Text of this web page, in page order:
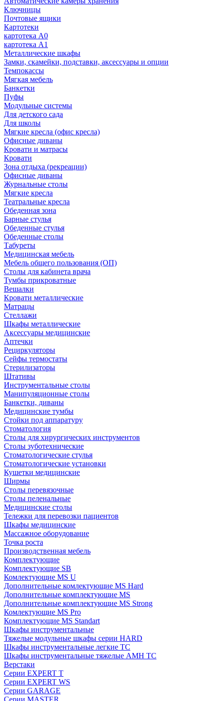
Ключницы
Почтовые ящики
Картотеки
картотека А0
картотека А1
Металлические шкафы
Замки, скамейки, подставки, аксессуары и опции
Темпокассы
Мягкая мебель
Банкетки
Пуфы
Модульные системы
Для детского сада
Для школы
Мягкие кресла (офис кресла)
Офисные диваны
Кровати и матрасы
Кровати
Зона отдыха (рекреации)
Офисные диваны
Журнальные столы
Мягкие кресла
Театральные кресла
Обеденная зона
Барные стулья
Обеденные стулья
Обеденные столы
Табуреты
Медицинская мебель
Мебель общего пользования (ОП)
Столы для кабинета врача
Тумбы прикроватные
Вешалки
Кровати металлические
Матрацы
Стеллажи
Шкафы металлические
Аксессуары медицинские
Аптечки
Рециркуляторы
Сейфы термостаты
Стерилизаторы
Штативы
Инструментальные столы
Манипуляционные столы
Банкетки, диваны
Медицинские тумбы
Стойки под аппаратуру
Стоматология
Столы для хирургических инструментов
Столы зуботехнические
Стоматологические стулья
Стоматологические установки
Кушетки медицинские
Ширмы
Столы перевязочные
Столы пеленальные
Медицинские столы
Тележки для перевозки пациентов
Шкафы медицинские
Массажное оборудование
Точка роста
Производственная мебель
Комплектующие
Комплектующие SB
Комлектующие MS U
Дополнительные комлектующие MS Hard
Дополнительные комплектующие MS
Дополнительные комплектующие MS Strong
Комлектующие MS Pro
Комплектующие MS Standart
Шкафы инструментальные
Тяжелые модульные шкафы серии HARD
Шкафы инструментальные легкие ТС
Шкафы инструментальные тяжелые AMH TC
Верстаки
Серии EXPERT T
Серии EXPERT WS
Серии GARAGE
Серии MASTER